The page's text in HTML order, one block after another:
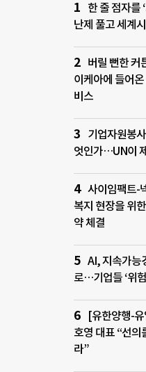
한 줄 점자를
난제 풀고 세계
버릴 뻔한
이케아에 들어
비스
기업자원봉
엇인가…UN이
사이임팩트-
복지 현장을 위
약 체결
AI, 지속가능
로…기업들 ‘위
[유한양행-
호영 대표 “선의
라”